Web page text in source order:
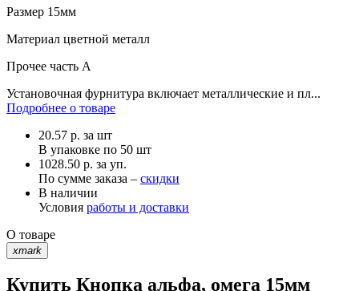
Размер 15мм
Материал цветной металл
Прочее часть A
Установочная фурнитура включает металлические и пл...
Подробнее о товаре
20.57 р. за шт
В упаковке по 50 шт
1028.50 р. за уп.
По сумме заказа – скидки
В наличии
Условия работы и доставки
О товаре
xmark
Купить Кнопка альфа, омега 15мм